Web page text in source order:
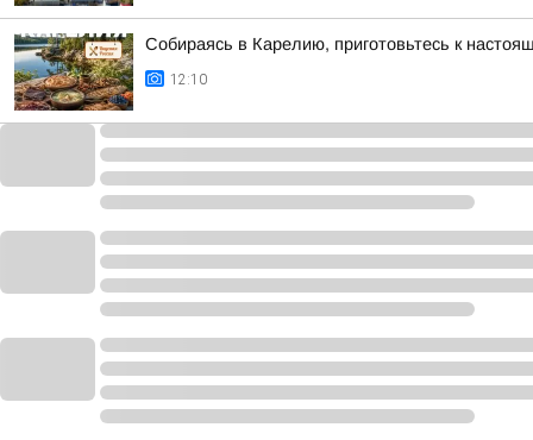
Собираясь в Карелию, приготовьтесь к
12:10